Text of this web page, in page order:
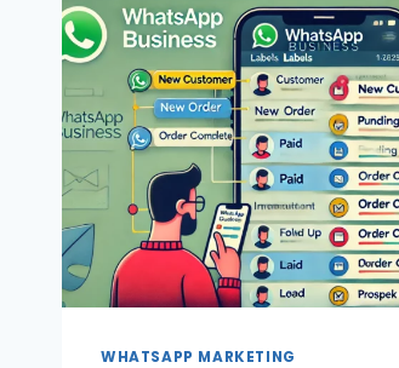
BERMULA
1
SEPTEMBER
2024?
INI
BACKUP
PLAN
YANG
PEMILIK
BISNES
PERLU
BUAT
WHATSAPP MARKETING